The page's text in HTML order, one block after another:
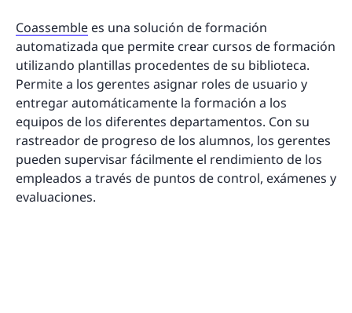
Coassemble es una solución de formación
automatizada que permite crear cursos de formación
utilizando plantillas procedentes de su biblioteca.
Permite a los gerentes asignar roles de usuario y
entregar automáticamente la formación a los
equipos de los diferentes departamentos. Con su
rastreador de progreso de los alumnos, los gerentes
pueden supervisar fácilmente el rendimiento de los
empleados a través de puntos de control, exámenes y
evaluaciones.